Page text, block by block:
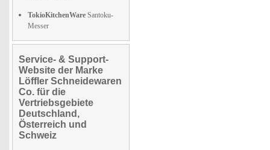
TokioKitchenWare Santoku-
Messer
Service- & Support-
Website der Marke
Löffler Schneidewaren
Co. für die
Vertriebsgebiete
Deutschland,
Österreich und
Schweiz